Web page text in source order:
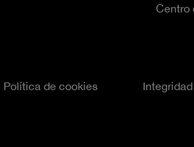
Centro
Política de cookies